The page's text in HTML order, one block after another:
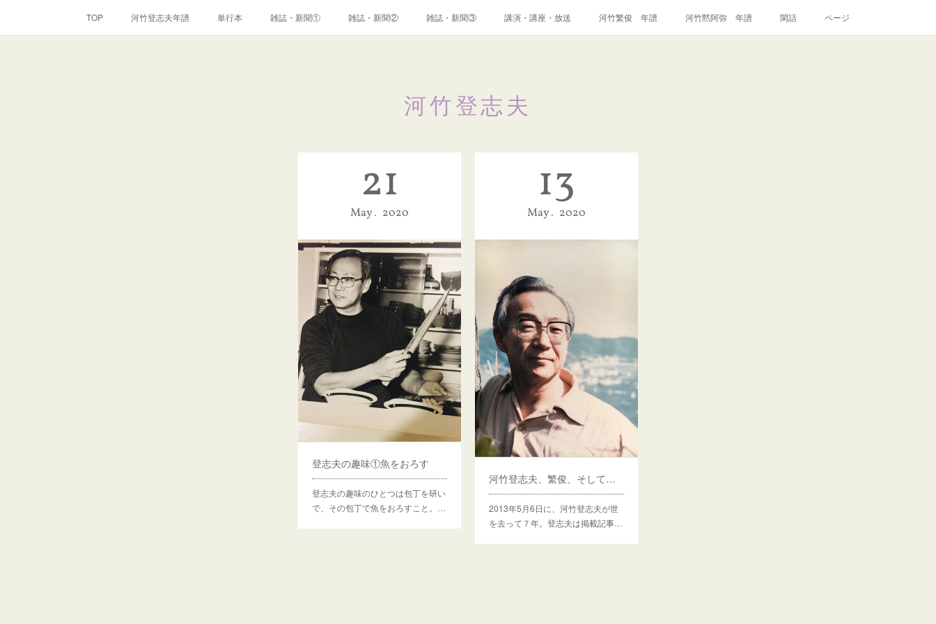
TOP 河竹登志夫年譜 単行本 雑誌・新聞① 雑誌・新聞② 雑誌・新聞③ 講演・講座・放送 河竹繁俊 年譜 河竹黙阿弥 年譜 閑話 ページ
河竹登志夫
21
May 2020
登志夫の趣味①魚をおろす
登志夫の趣味のひとつは包丁を研い
で、その包丁で魚をおろすこと。…
13
May 2020
河竹登志夫、繁俊、そして黙阿弥のサイト
2013年5月6日に、河竹登志夫が世
を去って７年。登志夫は掲載記事…